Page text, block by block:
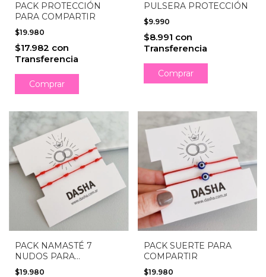
PACK PROTECCIÓN
PARA COMPARTIR
$19.980
$17.982 con
Transferencia
PULSERA PROTECCIÓN
$9.990
$8.991 con
Transferencia
PACK NAMASTÉ 7
NUDOS PARA
COMPARTIR
$19.980
PACK SUERTE PARA
COMPARTIR
$19.980